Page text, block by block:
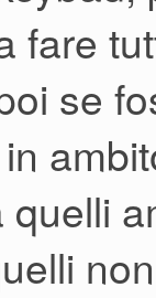
fare
se